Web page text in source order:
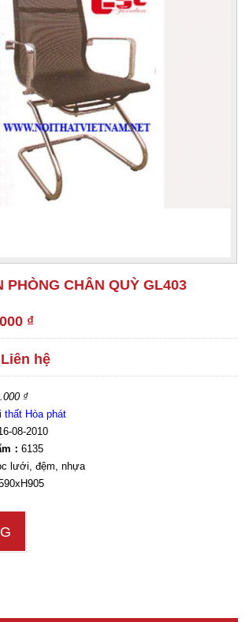
PHÒNG CHÂN QUỲ GL403
₫
hệ
₫
thất Hòa phát
08-2010
： 6135
lưới, đệm, nhựa